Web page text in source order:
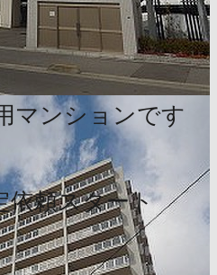
マンションです
依頼スタート